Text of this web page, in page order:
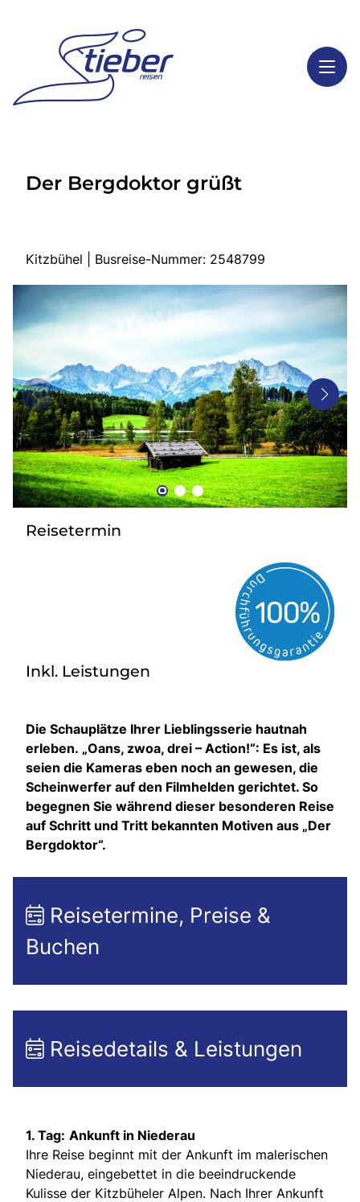
Highlights
Start
Bus mieten
Gutscheine
Kontakt
Der Bergdoktor grüßt
Kitzbühel | Busreise-Nummer: 2548799
Reisetermin
Inkl. Leistungen
Die Schauplätze Ihrer Lieblingsserie hautnah
erleben. „Oans, zwoa, drei – Action!“: Es ist, als
seien die Kameras eben noch an gewesen, die
Scheinwerfer auf den Filmhelden gerichtet. So
begegnen Sie während dieser besonderen Reise
auf Schritt und Tritt bekannten Motiven aus „Der
Bergdoktor“.
Reisetermine, Preise &
Buchen
Reisedetails & Leistungen
1. Tag: Ankunft in Niederau
Ihre Reise beginnt mit der Ankunft im malerischen
Niederau, eingebettet in die beeindruckende
Kulisse der Kitzbüheler Alpen. Nach Ihrer Ankunft